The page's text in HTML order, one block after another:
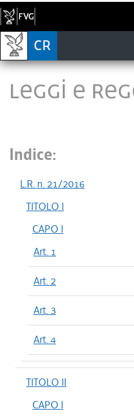
LEGGI E
Indice:
L.R. n. 21/2016
TITOLO I
CAPO I
Art. 1
Art. 2
Art. 3
Art. 4
TITOLO II
CAPO I